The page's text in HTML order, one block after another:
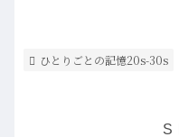
ひとりごとの記憶20s-30s